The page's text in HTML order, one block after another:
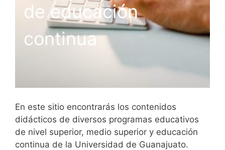
de educación
continua
En este sitio encontrarás los contenidos
didácticos de diversos programas educativos
de nivel superior, medio superior y educación
continua de la Universidad de Guanajuato.